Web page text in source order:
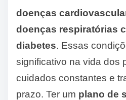
doenças
doenças respiratórias
diabetes. Essas
significativo na vida dos
cuidados constantes e
prazo. Ter um plano de